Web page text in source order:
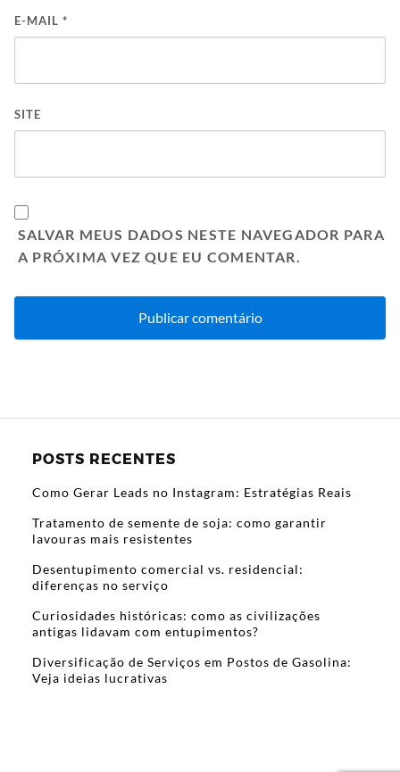
E-MAIL *
SITE
SALVAR MEUS DADOS NESTE NAVEGADOR PARA
A PRÓXIMA VEZ QUE EU COMENTAR.
POSTS RECENTES
Como Gerar Leads no Instagram: Estratégias Reais
Tratamento de semente de soja: como garantir
lavouras mais resistentes
Desentupimento comercial vs. residencial:
diferenças no serviço
Curiosidades históricas: como as civilizações
antigas lidavam com entupimentos?
Diversificação de Serviços em Postos de Gasolina:
Veja ideias lucrativas